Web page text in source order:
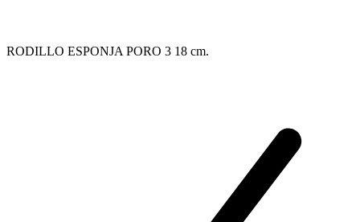
RODILLO ESPONJA PORO 3 18 cm.